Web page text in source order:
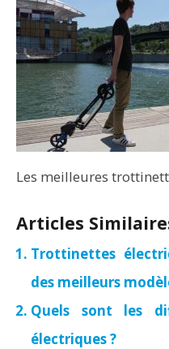
Les meilleures
Articles
Trottinettes
des meilleurs
Quels sont les
électriques ?